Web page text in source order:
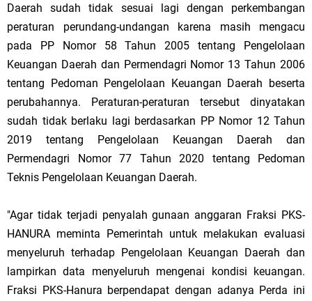
Daerah sudah tidak sesuai lagi dengan perkembangan
peraturan perundang-undangan karena masih mengacu
pada PP Nomor 58 Tahun 2005 tentang Pengelolaan
Keuangan Daerah dan Permendagri Nomor 13 Tahun 2006
tentang Pedoman Pengelolaan Keuangan Daerah beserta
perubahannya. Peraturan-peraturan tersebut dinyatakan
sudah tidak berlaku lagi berdasarkan PP Nomor 12 Tahun
2019 tentang Pengelolaan Keuangan Daerah dan
Permendagri Nomor 77 Tahun 2020 tentang Pedoman
Teknis Pengelolaan Keuangan Daerah.
"Agar tidak terjadi penyalah gunaan anggaran Fraksi PKS-
HANURA meminta Pemerintah untuk melakukan evaluasi
menyeluruh terhadap Pengelolaan Keuangan Daerah dan
lampirkan data menyeluruh mengenai kondisi keuangan.
Fraksi PKS-Hanura berpendapat dengan adanya Perda ini